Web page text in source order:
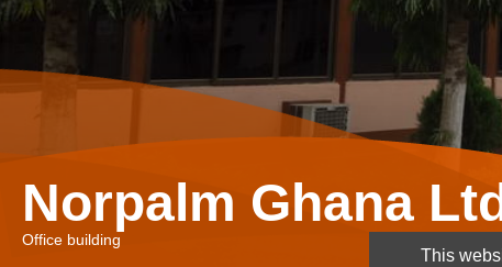
Norpalm Ghana
Office building
This